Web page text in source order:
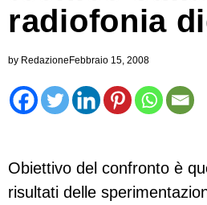
radiofonia
by RedazioneFebbraio 15, 2008
Obiettivo del confronto è
risultati delle